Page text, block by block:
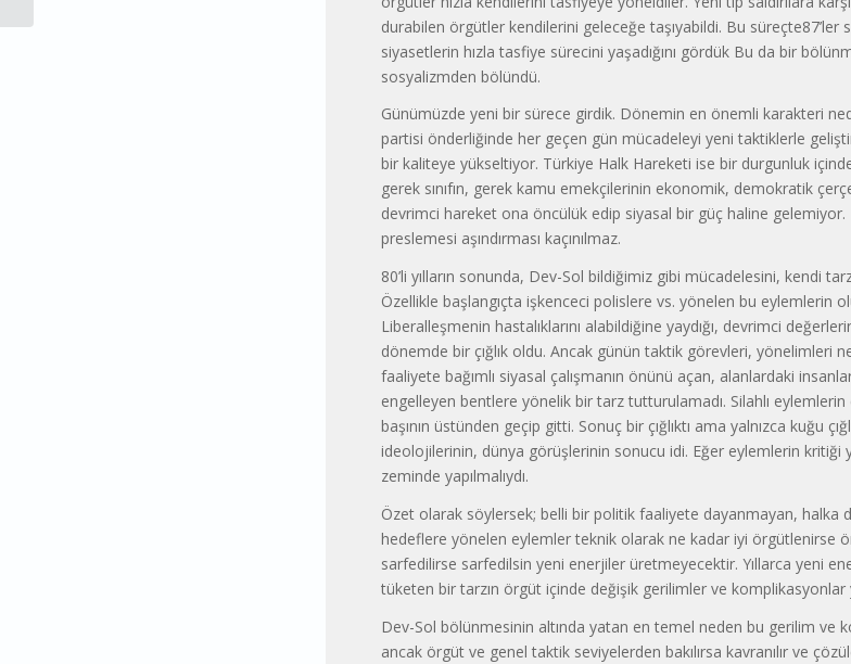
durabilen örgütler kendilerini geleceğe taşıyabildi. Bu süreçte87’ler
siyasetlerin hızla tasfiye sürecini yaşadığını gördük Bu da bir
sosyalizmden bölündü.
Günümüzde yeni bir sürece girdik. Dönemin en önemli karakteri
partisi önderliğinde her geçen gün mücadeleyi yeni taktiklerle
bir kaliteye yükseltiyor. Türkiye Halk Hareketi ise bir durgunluk
gerek sınıfın, gerek kamu emekçilerinin ekonomik, demokratik
devrimci hareket ona öncülük edip siyasal bir güç haline
preslemesi aşındırması kaçınılmaz.
80’li yılların sonunda, Dev-Sol bildiğimiz gibi mücadelesini, kendi
Özellikle başlangıçta işkenceci polislere vs. yönelen bu eylemlerin
Liberalleşmenin hastalıklarını alabildiğine yaydığı, devrimci
dönemde bir çığlık oldu. Ancak günün taktik görevleri, yönelimleri
faaliyete bağımlı siyasal çalışmanın önünü açan, alanlardaki
engelleyen bentlere yönelik bir tarz tutturulamadı. Silahlı eylemlerin
başının üstünden geçip gitti. Sonuç bir çığlıktı ama yalnızca kuğu
ideolojilerinin, dünya görüşlerinin sonucu idi. Eğer eylemlerin kritiği
zeminde yapılmalıydı.
Özet olarak söylersek; belli bir politik faaliyete dayanmayan, halka
hedeflere yönelen eylemler teknik olarak ne kadar iyi örgütlenirse
sarfedilirse sarfedilsin yeni enerjiler üretmeyecektir. Yıllarca yeni
tüketen bir tarzın örgüt içinde değişik gerilimler ve komplikasyonlar
Dev-Sol bölünmesinin altında yatan en temel neden bu gerilim ve
ancak örgüt ve genel taktik seviyelerden bakılırsa kavranılır ve